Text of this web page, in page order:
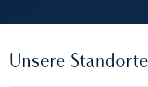
Unsere Standorte